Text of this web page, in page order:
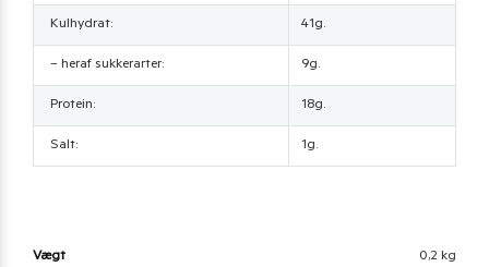
Kulhydrat: 41g.
– heraf sukkerarter: 9g.
Protein: 18g.
Salt: 1g.
Vægt 0,2 kg